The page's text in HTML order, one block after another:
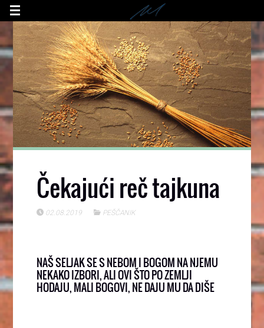
Čekajući reč tajkuna
02.08.2019 PEŠČANIK
NAŠ SELJAK SE S NEBOM I BOGOM NA NJEMU
NEKAKO IZBORI, ALI OVI ŠTO PO ZEMLJI
HODAJU, MALI BOGOVI, NE DAJU MU DA DIŠE